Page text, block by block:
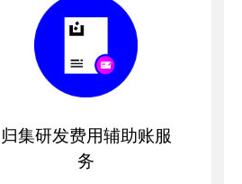
归集研发费用辅助账服
务